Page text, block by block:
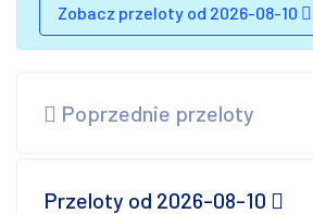
Zobacz przeloty od 2026-08-10
Poprzednie przeloty
Przeloty od 2026-08-10